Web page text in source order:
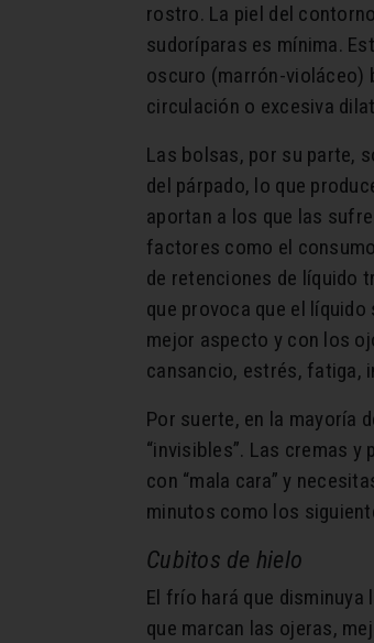
rostro. La piel del
sudoríparas es mínima.
oscuro (marrón-violáceo)
circulación o excesiva
Las bolsas, por su parte,
del párpado, lo que
aportan a los que las
factores como el
de retenciones de líquido
que provoca que el
mejor aspecto y con los
cansancio, estrés, fatiga,
Por suerte, en la mayoría
“invisibles”. Las cremas
con “mala cara” y
minutos como los
Cubitos de hielo
El frío hará que
que marcan las ojeras,